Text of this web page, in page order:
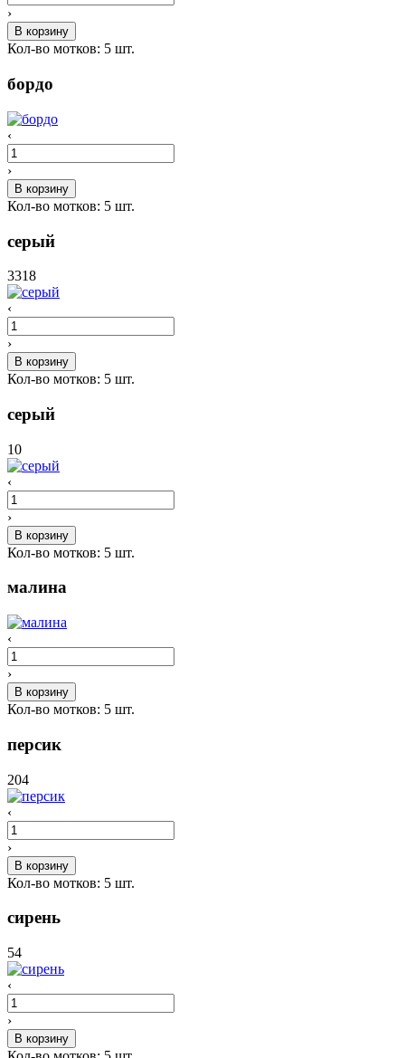
›
В корзину
Кол-во мотков: 5 шт.
бордо
‹
›
В корзину
Кол-во мотков: 5 шт.
серый
3318
‹
›
В корзину
Кол-во мотков: 5 шт.
серый
10
‹
›
В корзину
Кол-во мотков: 5 шт.
малина
‹
›
В корзину
Кол-во мотков: 5 шт.
персик
204
‹
›
В корзину
Кол-во мотков: 5 шт.
сирень
54
‹
›
В корзину